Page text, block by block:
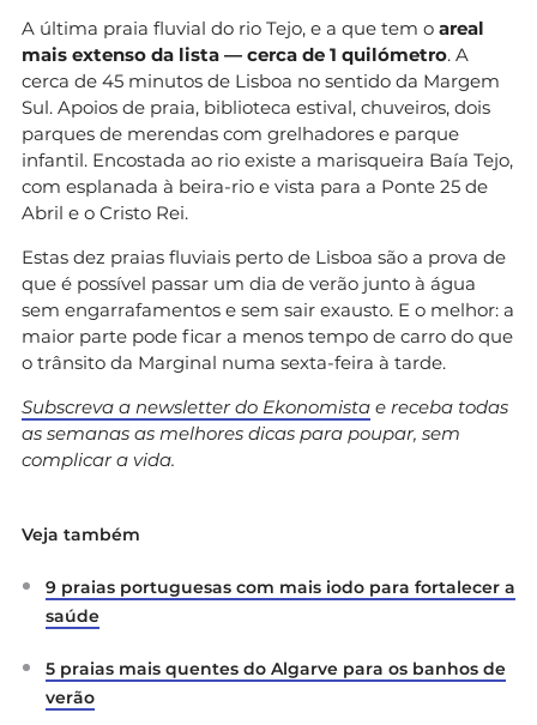
A última praia fluvial do rio Tejo, e a que tem o areal
mais extenso da lista — cerca de 1 quilómetro. A
cerca de 45 minutos de Lisboa no sentido da Margem
Sul. Apoios de praia, biblioteca estival, chuveiros, dois
parques de merendas com grelhadores e parque
infantil. Encostada ao rio existe a marisqueira Baía Tejo,
com esplanada à beira-rio e vista para a Ponte 25 de
Abril e o Cristo Rei.
Estas dez praias fluviais perto de Lisboa são a prova de
que é possível passar um dia de verão junto à água
sem engarrafamentos e sem sair exausto. E o melhor: a
maior parte pode ficar a menos tempo de carro do que
o trânsito da Marginal numa sexta-feira à tarde.
Subscreva a newsletter do Ekonomista e receba todas
as semanas as melhores dicas para poupar, sem
complicar a vida.
Veja também
9 praias portuguesas com mais iodo para fortalecer a
saúde
5 praias mais quentes do Algarve para os banhos de
verão